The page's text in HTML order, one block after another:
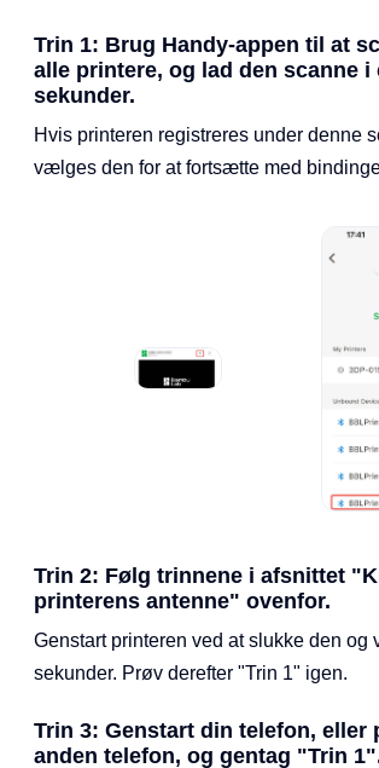
Trin 1: Brug Handy-appen til at
alle printere, og lad den scanne i
sekunder.
Hvis printeren registreres under denne
vælges den for at fortsætte med
Trin 2: Følg trinnene i afsnittet
printerens antenne" ovenfor.
Genstart printeren ved at slukke den og
sekunder. Prøv derefter "Trin 1" igen.
Trin 3: Genstart din telefon, eller
anden telefon, og gentag "Trin